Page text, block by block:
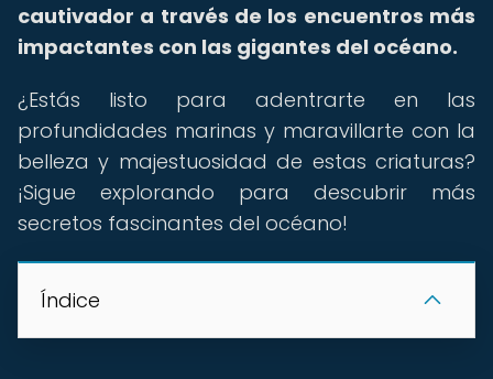
cautivador a través de los encuentros más
impactantes con las gigantes del océano.
¿Estás listo para adentrarte en las
profundidades marinas y maravillarte con la
belleza y majestuosidad de estas criaturas?
¡Sigue explorando para descubrir más
secretos fascinantes del océano!
Índice